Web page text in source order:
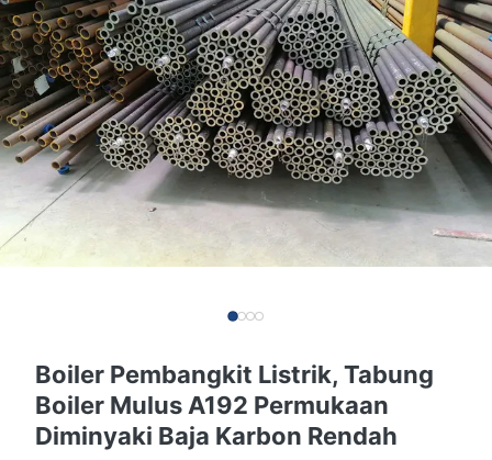
Boiler Pembangkit Listrik, Tabung
Boiler Mulus A192 Permukaan
Diminyaki Baja Karbon Rendah